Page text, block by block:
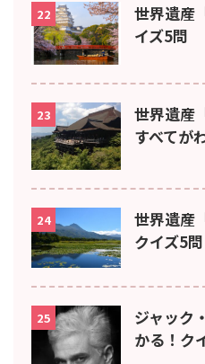
22
世界遺産
イズ5問
23
世界遺産
すべてが
24
世界遺産
クイズ5問
25
ジャック
かる！ク